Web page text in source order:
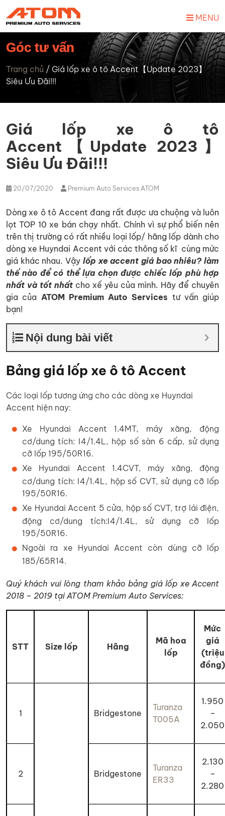
MENU
Góc tư vấn
Trang chủ / Giá lốp xe ô tô Accent【Update 2023】
Siêu Ưu Đãi!!!
Giá lốp xe ô tô
Accent【Update 2023】
Siêu Ưu Đãi!!!
20/07/2020 Premium Auto Services ATOM
Dòng xe ô tô Accent đang rất được ưa chuộng và luôn
lọt TOP 10 xe bán chạy nhất. Chính vì sự phổ biến nên
trên thị trường có rất nhiều loại lốp/ hãng lốp dành cho
dòng xe Huyndai Accent với các thông số kĩ cùng mức
giá khác nhau. Vậy lốp xe accent giá bao nhiêu? làm
thế nào để có thể lựa chọn được chiếc lốp phù hợp
nhất và tốt nhất cho xế yêu của mình. Hãy để chuyên
gia của ATOM Premium Auto Services tư vấn giúp
bạn!
Nội dung bài viết
Bảng giá lốp xe ô tô Accent
Các loại lốp tương ứng cho các dòng xe Huyndai
Accent hiện nay:
Xe Hyundai Accent 1.4MT, máy xăng, động
cơ/dung tích: I4/1.4L, hộp số sàn 6 cấp, sử dụng
cỡ lốp 195/50R16.
Xe Hyundai Accent 1.4CVT, máy xăng, động
cơ/dung tích: I4/1.4L, hộp số CVT, sử dụng cỡ lốp
195/50R16.
Xe Hyundai Accent 5 cửa, hộp số CVT, trợ lái điện,
động cơ/dung tích:I4/1.4L, sử dụng cỡ lốp
195/50R16.
Ngoài ra xe Hyundai Accent còn dùng cỡ lốp
185/65R14.
Quý khách vui lòng tham khảo bảng giá lốp xe Accent
2018 – 2019 tại ATOM Premium Auto Services:
STT Size lốp Hãng
Mã hoa
lốp
Mức
giá
(triệu
đồng)
1 Bridgestone
Turanza
T005A
1.950
–
2.050
2 Bridgestone
Turanza
ER33
2.130
–
2.280